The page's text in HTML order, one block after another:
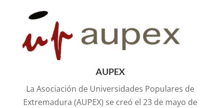
AUPEX
La Asociación de Universidades Populares de
Extremadura (AUPEX) se creó el 23 de mayo de